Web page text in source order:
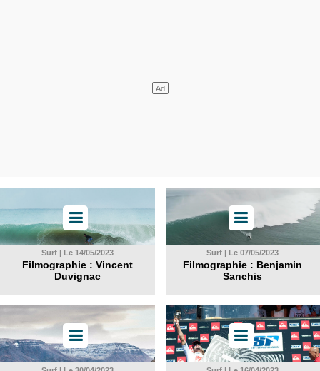
Surf | Le 14/05/2023
Filmographie : Vincent
Duvignac
Surf | Le 07/05/2023
Filmographie : Benjamin
Sanchis